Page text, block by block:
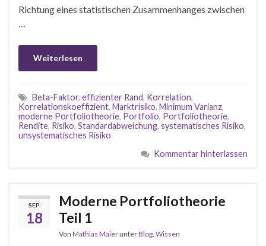
Richtung eines statistischen Zusammenhanges zwischen
…
Weiterlesen
Beta-Faktor, effizienter Rand, Korrelation,
Korrelationskoeffizient, Marktrisiko, Minimum Varianz,
moderne Portfoliotheorie, Portfolio, Portfoliotheorie,
Rendite, Risiko, Standardabweichung, systematisches Risiko,
unsystematisches Risiko
Kommentar hinterlassen
SEP.
18
Moderne Portfoliotheorie
Teil 1
Von Mathias MaierunterBlog, Wissen